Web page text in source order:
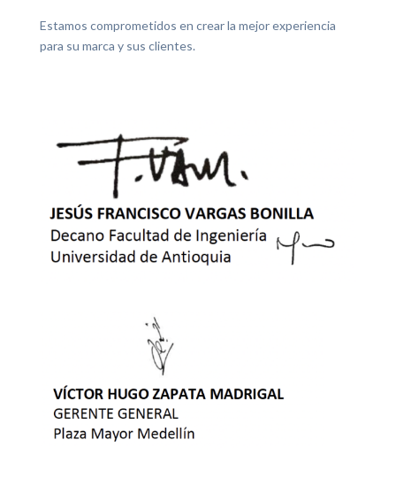
Estamos comprometidos en crear la mejor experiencia
para su marca y sus clientes.